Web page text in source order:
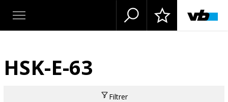
HSK-E-63
Filtrer